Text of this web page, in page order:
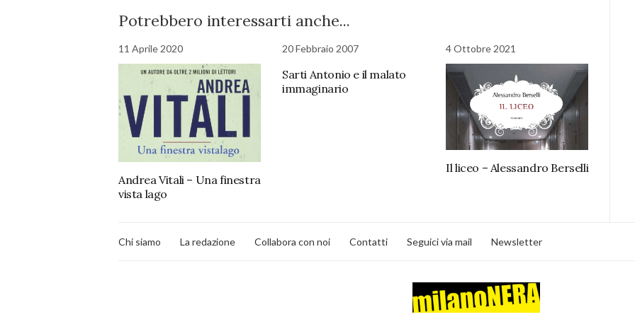
Potrebbero interessarti anche...
11 Aprile 2020
Andrea Vitali – Una finestra
vista lago
20 Febbraio 2007
Sarti Antonio e il malato
immaginario
4 Ottobre 2021
Il liceo – Alessandro Berselli
Chi siamo La redazione Collabora con noi Contatti Seguici via mail Newsletter